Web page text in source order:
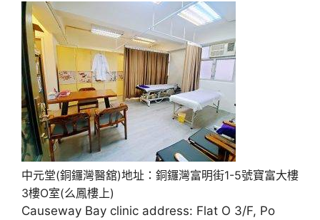
中元堂(銅鑼灣醫舘)地址：銅鑼灣富明街1-5號寶富大樓
3樓O室(么鳳樓上)
Causeway Bay clinic address: Flat O 3/F, Po